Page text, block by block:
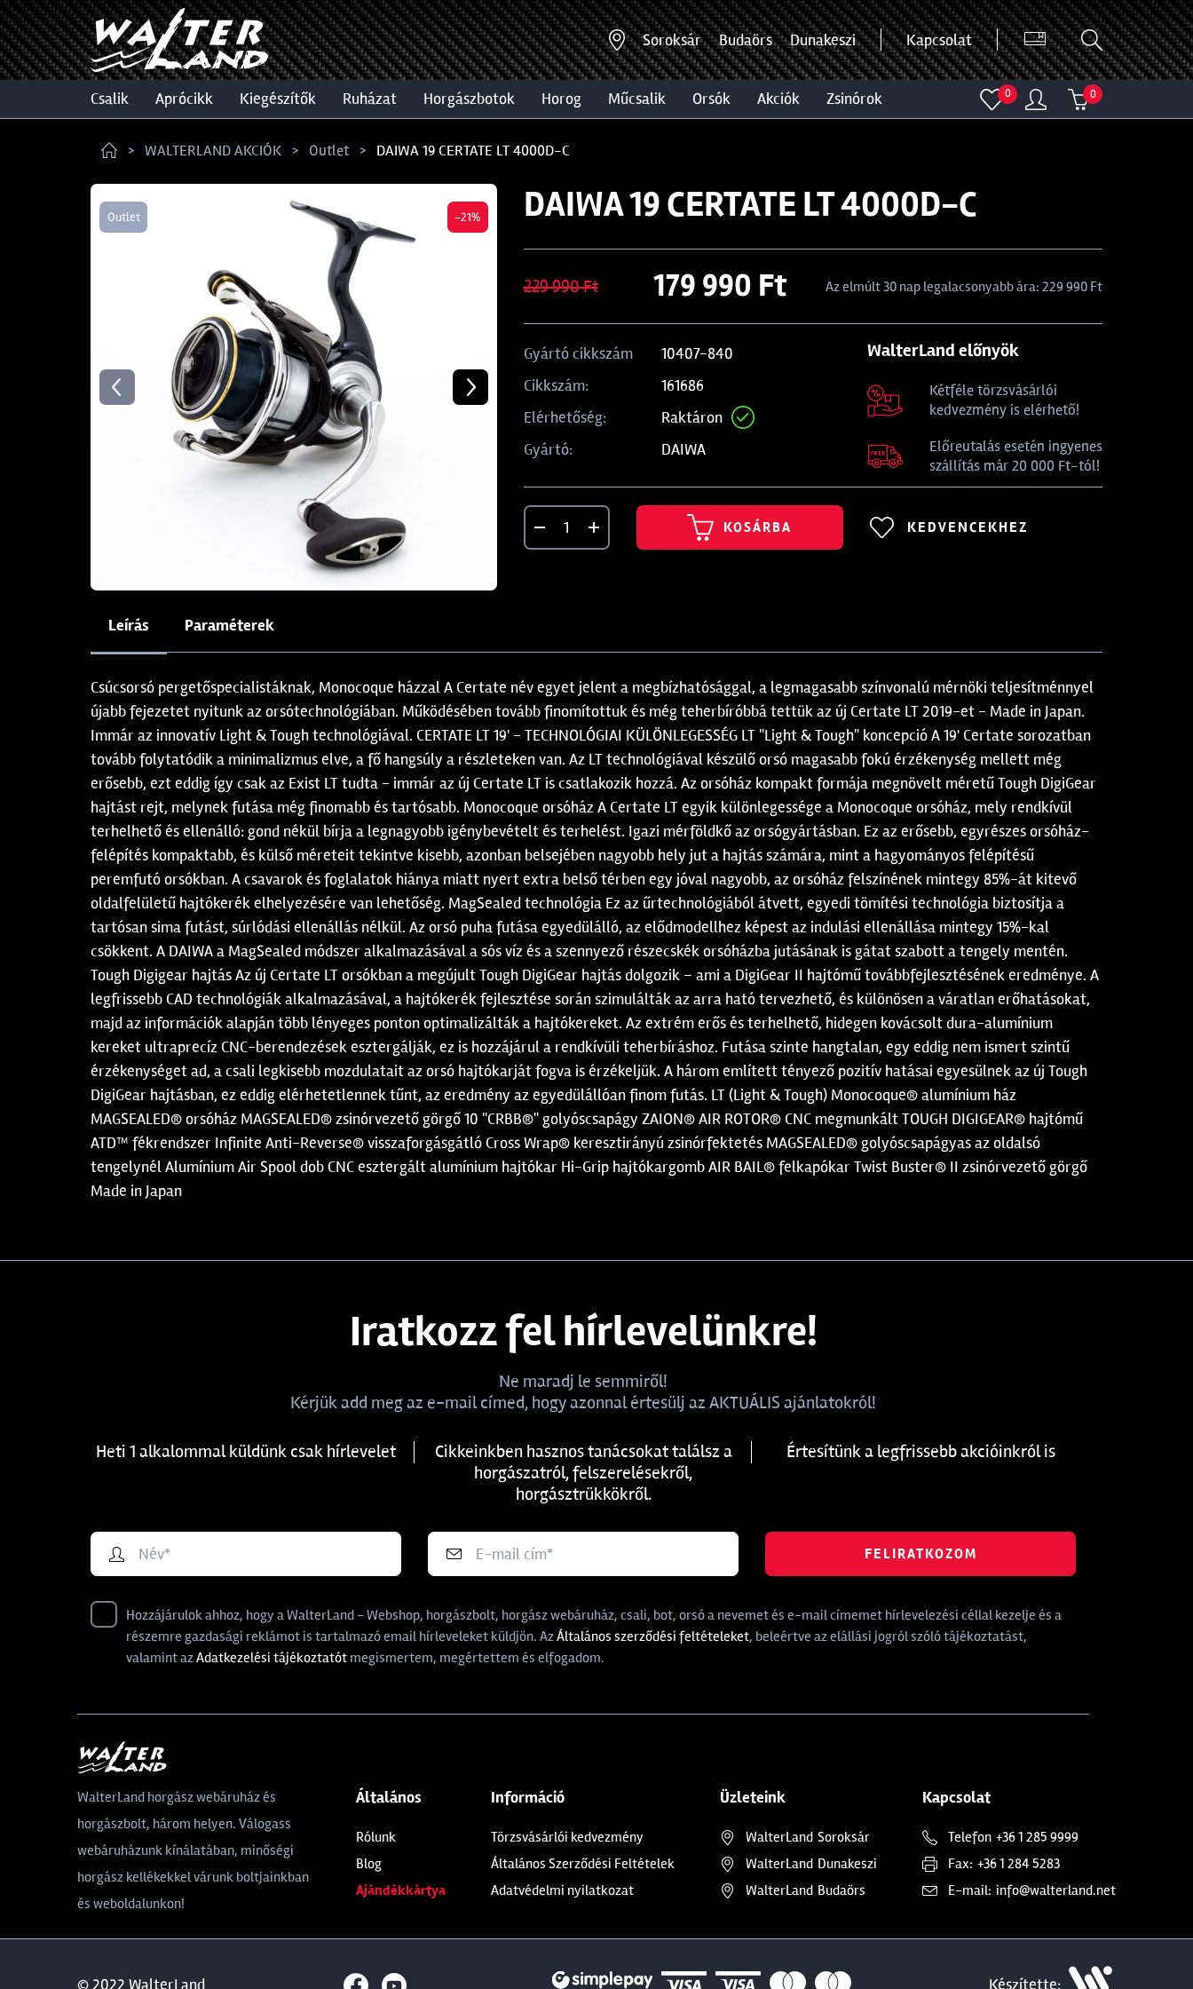
Soroksár Budaörs Dunakeszi Kapcsolat
csalik aprócikk kiegészítők ruházat horgászbotok horog műcsalik orsók akciók zsinórok 0 0
WALTERLAND AKCIÓK Outlet DAIWA 19 CERTATE LT 4000D-C
Outlet -21% DAIWA 19 CERTATE LT 4000D-C
229 990 Ft 179 990 Ft Az elmúlt 30 nap legalacsonyabb ára: 229 990 Ft
Gyártó cikkszám
10407-840
Cikkszám:
161686
Elérhetőség:
Raktáron
Gyártó:
DAIWA
WalterLand előnyök
Kétféle törzsvásárlói
kedvezmény is elérhető!
Előreutalás esetén ingyenes
szállítás már 20 000 Ft-tól!
KOSÁRBA KEDVENCEKHEZ
Leírás Paraméterek
Csúcsorsó pergetőspecialistáknak, Monocoque házzal A Certate név egyet jelent a megbízhatósággal, a legmagasabb színvonalú mérnöki teljesítménnyel
újabb fejezetet nyitunk az orsótechnológiában. Működésében tovább finomítottuk és még teherbíróbbá tettük az új Certate LT 2019-et - Made in Japan.
Immár az innovatív Light & Tough technológiával. CERTATE LT 19' - TECHNOLÓGIAI KÜLÖNLEGESSÉG LT "Light & Tough" koncepció A 19' Certate sorozatban
tovább folytatódik a minimalizmus elve, a fő hangsúly a részleteken van. Az LT technológiával készülő orsó magasabb fokú érzékenység mellett még
erősebb, ezt eddig így csak az Exist LT tudta - immár az új Certate LT is csatlakozik hozzá. Az orsóház kompakt formája megnövelt méretű Tough DigiGear
hajtást rejt, melynek futása még finomabb és tartósabb. Monocoque orsóház A Certate LT egyik különlegessége a Monocoque orsóház, mely rendkívül
terhelhető és ellenálló: gond nékül bírja a legnagyobb igénybevételt és terhelést. Igazi mérföldkő az orsógyártásban. Ez az erősebb, egyrészes orsóház-
felépítés kompaktabb, és külső méreteit tekintve kisebb, azonban belsejében nagyobb hely jut a hajtás számára, mint a hagyományos felépítésű
peremfutó orsókban. A csavarok és foglalatok hiánya miatt nyert extra belső térben egy jóval nagyobb, az orsóház felszínének mintegy 85%-át kitevő
oldalfelületű hajtókerék elhelyezésére van lehetőség. MagSealed technológia Ez az űrtechnológiából átvett, egyedi tömítési technológia biztosítja a
tartósan sima futást, súrlódási ellenállás nélkül. Az orsó puha futása egyedülálló, az elődmodellhez képest az indulási ellenállása mintegy 15%-kal
csökkent. A DAIWA a MagSealed módszer alkalmazásával a sós víz és a szennyező részecskék orsóházba jutásának is gátat szabott a tengely mentén.
Tough Digigear hajtás Az új Certate LT orsókban a megújult Tough DigiGear hajtás dolgozik – ami a DigiGear II hajtómű továbbfejlesztésének eredménye. A
legfrissebb CAD technológiák alkalmazásával, a hajtókerék fejlesztése során szimulálták az arra ható tervezhető, és különösen a váratlan erőhatásokat,
majd az információk alapján több lényeges ponton optimalizálták a hajtókereket. Az extrém erős és terhelhető, hidegen kovácsolt dura-alumínium
kereket ultraprecíz CNC-berendezések esztergálják, ez is hozzájárul a rendkívüli teherbíráshoz. Futása szinte hangtalan, egy eddig nem ismert szintű
érzékenységet ad, a csali legkisebb mozdulatait az orsó hajtókarját fogva is érzékeljük. A három említett tényező pozitív hatásai egyesülnek az új Tough
DigiGear hajtásban, ez eddig elérhetetlennek tűnt, az eredmény az egyedülállóan finom futás. LT (Light & Tough) Monocoque® alumínium ház
MAGSEALED® orsóház MAGSEALED® zsinórvezető görgő 10 "CRBB®" golyóscsapágy ZAION® AIR ROTOR® CNC megmunkált TOUGH DIGIGEAR® hajtómű
ATD™ fékrendszer Infinite Anti-Reverse® visszaforgásgátló Cross Wrap® keresztirányú zsinórfektetés MAGSEALED® golyóscsapágyas az oldalsó
tengelynél Alumínium Air Spool dob CNC esztergált alumínium hajtókar Hi-Grip hajtókargomb AIR BAIL® felkapókar Twist Buster® II zsinórvezető görgő
Made in Japan
Iratkozz fel hírlevelünkre!
Ne maradj le semmiről!
Kérjük add meg az e-mail címed, hogy azonnal értesülj az AKTUÁLIS ajánlatokról!
Heti 1 alkalommal küldünk csak hírlevelet
Cikkeinkben hasznos tanácsokat találsz a
horgászatról, felszerelésekről,
horgásztrükkökről.
Értesítünk a legfrissebb akcióinkról is
FELIRATKOZOM
Hozzájárulok ahhoz, hogy a WalterLand - Webshop, horgászbolt, horgász webáruház, csali, bot, orsó a nevemet és e-mail címemet hírlevelezési céllal kezelje és a
részemre gazdasági reklámot is tartalmazó email hírleveleket küldjön. AzÁltalános szerződési feltételeket, beleértve az elállási jogról szóló tájékoztatást,
valamint azAdatkezelési tájékoztatót megismertem, megértettem és elfogadom.
WalterLand horgász webáruház és
horgászbolt, három helyen. Válogass
webáruházunk kínálatában, minőségi
horgász kellékekkel várunk boltjainkban
és weboldalunkon!
Általános
Rólunk
Blog
Ajándékkártya
Információ
Törzsvásárlói kedvezmény
Általános Szerződési Feltételek
Adatvédelmi nyilatkozat
Üzleteink
WalterLand Soroksár
WalterLand Dunakeszi
WalterLand Budaörs
Kapcsolat
Telefon +36 1 285 9999
Fax: +36 1 284 5283
E-mail: info@walterland.net
© 2022 WalterLand Készítette: